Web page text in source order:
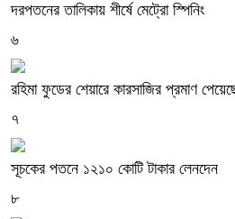
দরপতনের তালিকায় শীর্ষে মেট্রো স্পিনিং
৬
রহিমা ফুডের শেয়ারে কারসাজির প্রমাণ
৭
সূচকের পতনে ১২১০ কোটি টাকার লেনদেন
৮